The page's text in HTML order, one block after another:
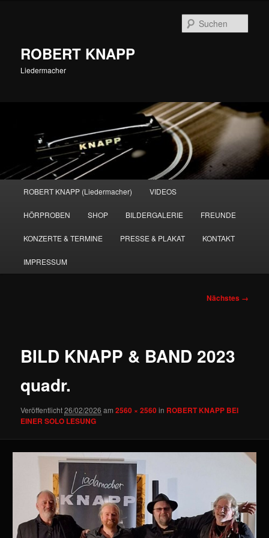
ROBERT KNAPP
Liedermacher
ROBERT KNAPP (Liedermacher) VIDEOS
HÖRPROBEN SHOP BILDERGALERIE FREUNDE
KONZERTE & TERMINE PRESSE & PLAKAT KONTAKT
IMPRESSUM
Nächstes →
BILD KNAPP & BAND 2023
quadr.
Veröffentlicht26/02/2026 am2560 × 2560in ROBERT KNAPP BEI
EINER SOLO LESUNG